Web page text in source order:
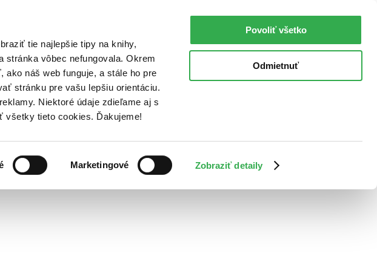
tie najlepšie tipy na knihy,
stránka vôbec nefungovala. Okrem
náš web funguje, a stále ho pre
stránku pre vašu lepšiu orientáciu.
Niektoré údaje zdieľame aj s
všetky tieto cookies. Ďakujeme!
Marketingové Zobraziť detaily
Povoliť všetko
Odmietnuť